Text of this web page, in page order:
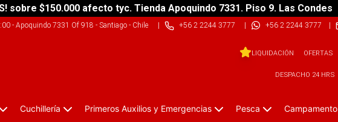
sobre $150.000 afecto tyc. Tienda Apoquindo 7331. Piso 9. Las Condes
- Apoquindo 7331 Of 918 - Santiago - Chile| +56 2 2244 3777 | +56 2 2244 3777 |
LIQUIDACIÓN OFERTAS
DESPACHO 24 HRS
Cuchillería Primeros Auxilios y Emergencias Pesca Campamento